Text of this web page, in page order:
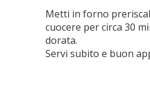
Metti in forno
cuocere per circa 30
dorata.
Servi subito e buon